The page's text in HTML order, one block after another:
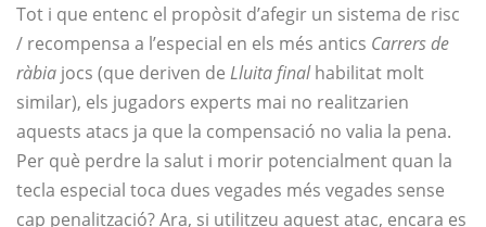
Tot i que entenc el propòsit d’afegir un sistema de risc
/ recompensa a l’especial en els més antics Carrers de
ràbia jocs (que deriven de Lluita finalhabilitat molt
similar), els jugadors experts mai no realitzarien
aquests atacs ja que la compensació no valia la pena.
Per què perdre la salut i morir potencialment quan la
tecla especial toca dues vegades més vegades sense
cap penalització? Ara, si utilitzeu aquest atac, encara es